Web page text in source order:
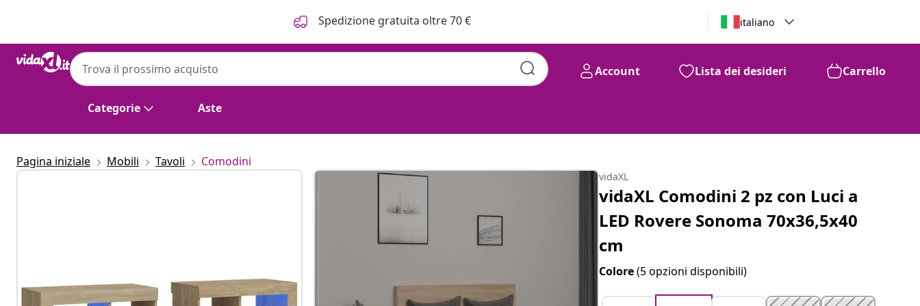
Spedizione gratuita oltre 70 € italiano
Categorie Aste
Account Lista dei desideri Carrello
Pagina iniziale Mobili Tavoli Comodini
vidaXL
vidaXL Comodini 2 pz con Luci a
LED Rovere Sonoma 70x36,5x40
cm
Colore(5 opzioni disponibili)